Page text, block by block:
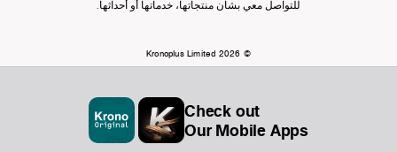
للتواصل معي بشأن منتجاتها، خدماتها أو أحداثها.
© Kronoplus Limited 2026
Check out
Our Mobile Apps